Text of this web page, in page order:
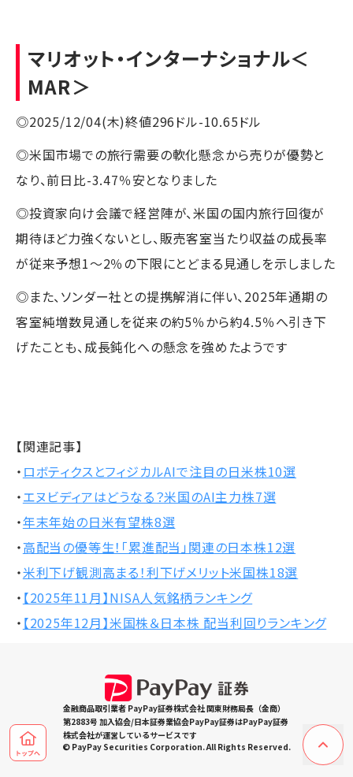
マリオット・インターナショナル＜
MAR＞
◎2025/12/04(木)終値296ドル-10.65ドル
◎米国市場での旅行需要の軟化懸念から売りが優勢と
なり、前日比-3.47％安となりました
◎投資家向け会議で経営陣が、米国の国内旅行回復が
期待ほど力強くないとし、販売客室当たり収益の成長率
が従来予想1～2％の下限にとどまる見通しを示しました
◎また、ソンダー社との提携解消に伴い、2025年通期の
客室純増数見通しを従来の約5％から約4.5％へ引き下
げたことも、成長鈍化への懸念を強めたようです
【関連記事】
・ ロボティクスとフィジカルAIで注目の日米株10選
・エヌビディアはどうなる？米国のAI主力株7選
・年末年始の日米有望株8選
・高配当の優等生！「累進配当」関連の日本株12選
・米利下げ観測高まる！利下げメリット米国株18選
・ 【2025年11月】NISA人気銘柄ランキング
・ 【2025年12月】米国株＆日本株 配当利回りランキング
金融商品取引業者 PayPay証券株式会社 関東財務局長（金商）
第2883号 加入協会/日本証券業協会PayPay証券はPayPay証券
株式会社が運営しているサービスです
© PayPay Securities Corporation. All Rights Reserved.